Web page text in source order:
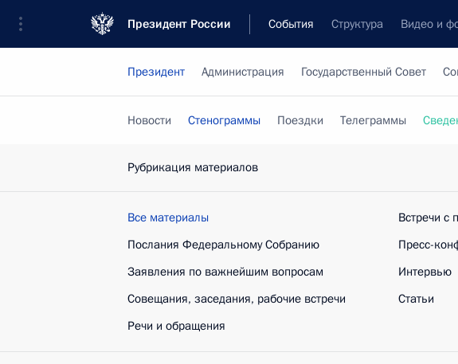
Президент России События Структура Видео и
Президент Администрация Государственный Совет
Новости Стенограммы Поездки Телеграммы
Рубрикация материалов
Все материалы
Послания Федеральному Собранию
Заявления по важнейшим вопросам
Совещания, заседания, рабочие встречи
Речи и обращения
Встречи с
Пресс-
Интервью
Статьи